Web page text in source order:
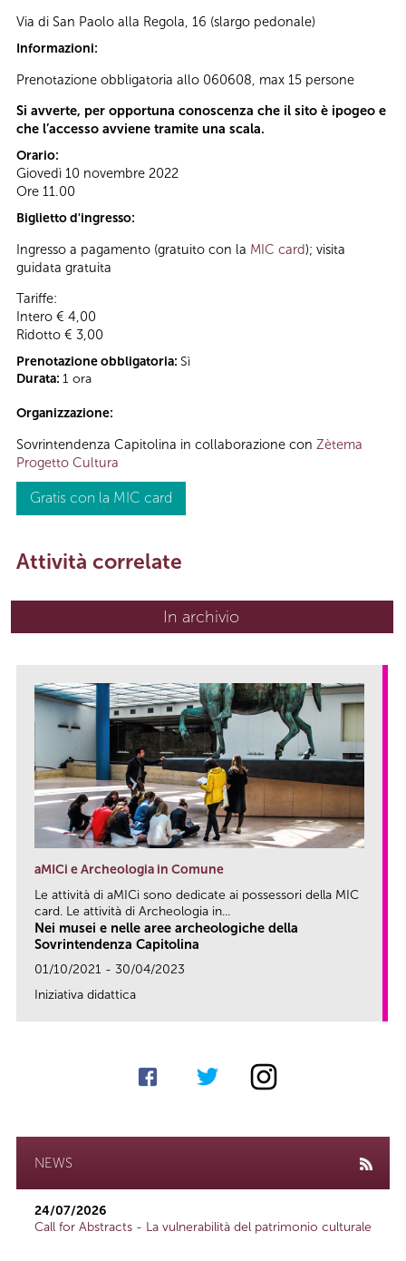
Via di San Paolo alla Regola, 16 (slargo pedonale)
Informazioni:
Prenotazione obbligatoria allo 060608, max 15 persone
Si avverte, per opportuna conoscenza che il sito è ipogeo e
che l’accesso avviene tramite una scala.
Orario:
Giovedì 10 novembre 2022
Ore 11.00
Biglietto d'ingresso:
Ingresso a pagamento (gratuito con la MIC card); visita
guidata gratuita
Tariffe:
Intero € 4,00
Ridotto € 3,00
Prenotazione obbligatoria: Sì
Durata: 1 ora
Organizzazione:
Sovrintendenza Capitolina in collaborazione con Zètema
Progetto Cultura
Gratis con la MIC card
Attività correlate
In archivio
aMICi e Archeologia in Comune
Le attività di aMICi sono dedicate ai possessori della MIC
card. Le attività di Archeologia in...
Nei musei e nelle aree archeologiche della
Sovrintendenza Capitolina
01/10/2021 - 30/04/2023
Iniziativa didattica
NEWS
24/07/2026
Call for Abstracts - La vulnerabilità del patrimonio culturale